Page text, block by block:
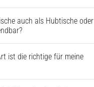
auch als Hubtische oder
ist die richtige für meine